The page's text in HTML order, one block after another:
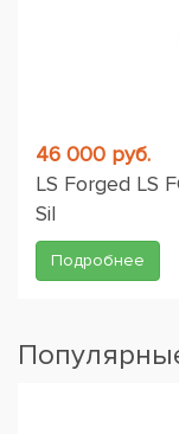
46 000 руб.
LS Forged LS
Sil
Подробнее